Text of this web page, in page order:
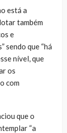
está a
também
e
sendo que “há
nível, que
os
com
que o
“a